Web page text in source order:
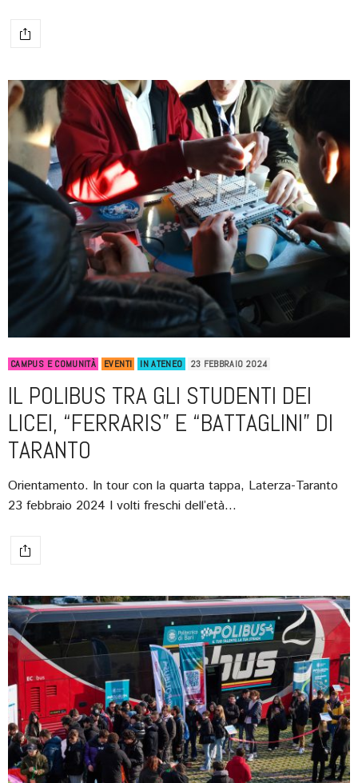
CAMPUS E COMUNITÀ EVENTI IN ATENEO 23 FEBBRAIO 2024
IL POLIBUS TRA GLI STUDENTI DEI
LICEI, “FERRARIS” E “BATTAGLINI” DI
TARANTO
Orientamento. In tour con la quarta tappa, Laterza-Taranto
23 febbraio 2024 I volti freschi dell’età…